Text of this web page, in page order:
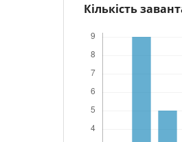
Кількість